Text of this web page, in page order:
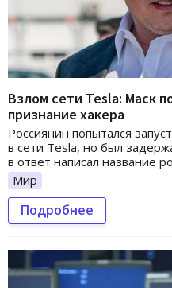
Взлом сети Tesla: Маск
признание хакера
Россиянин попытался
в сети Tesla, но был
в ответ написал название
Мир
Подробнее